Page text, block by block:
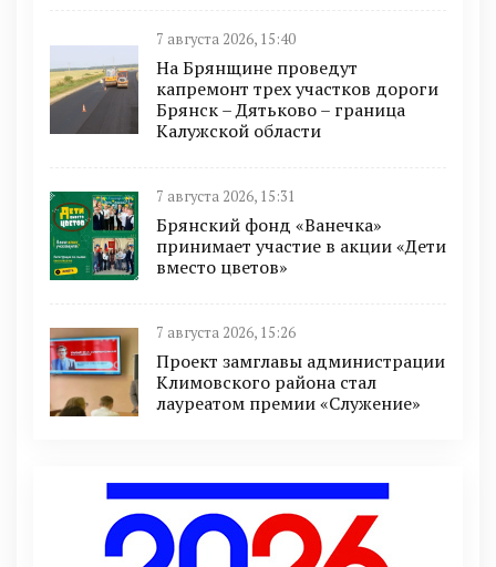
7 августа 2026, 15:40
На Брянщине проведут
капремонт трех участков дороги
Брянск – Дятьково – граница
Калужской области
7 августа 2026, 15:31
Брянский фонд «Ванечка»
принимает участие в акции «Дети
вместо цветов»
7 августа 2026, 15:26
Проект замглавы администрации
Климовского района стал
лауреатом премии «Служение»